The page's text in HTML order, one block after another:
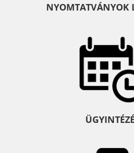
NYOMTATVÁNYOK